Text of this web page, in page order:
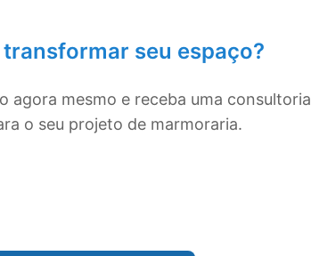
seu espaço?
agora mesmo e receba uma consultoria
o seu projeto de marmoraria.